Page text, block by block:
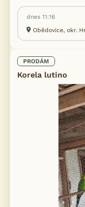
dnes 11:16
Obědovice, okr.
PRODÁM
Korela lutino